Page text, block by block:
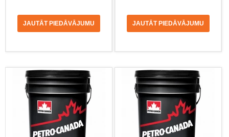
JAUTĀT PIEDĀVĀJUMU JAUTĀT PIEDĀVĀJUMU